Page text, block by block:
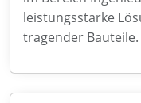
leistungsstarke
tragender Bauteile.